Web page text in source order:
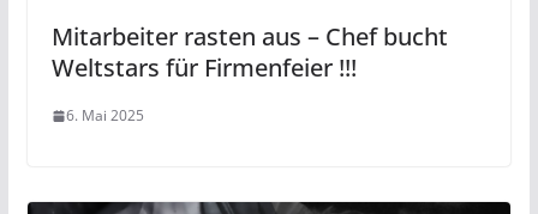
Mitarbeiter rasten aus – Chef bucht
Weltstars für Firmenfeier !!!
6. Mai 2025